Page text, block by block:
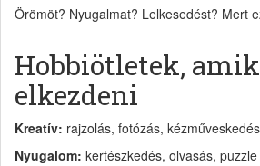
Örömöt? Nyugalmat? Lelkesedést? Mert
Hobbiötletek,
elkezdeni
Kreatív: rajzolás, fotózás, kézműveskedés
Nyugalom: kertészkedés, olvasás, puzzle